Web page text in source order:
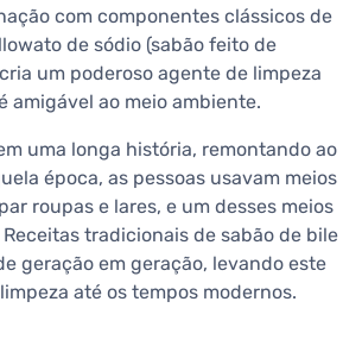
com componentes clássicos de
de sódio (sabão feito de
um poderoso agente de limpeza
amigável ao meio ambiente.
uma longa história, remontando ao
época, as pessoas usavam meios
roupas e lares, e um desses meios
tradicionais de sabão de bile
geração em geração, levando este
até os tempos modernos.